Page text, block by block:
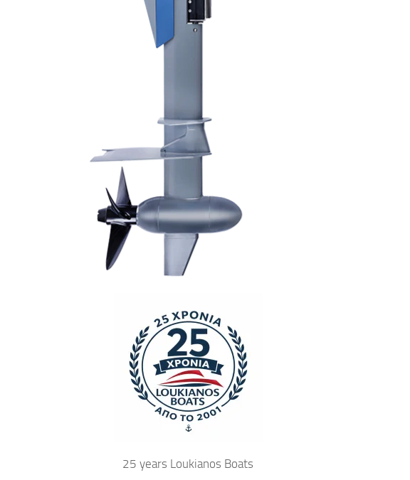
25 years Loukianos Boats